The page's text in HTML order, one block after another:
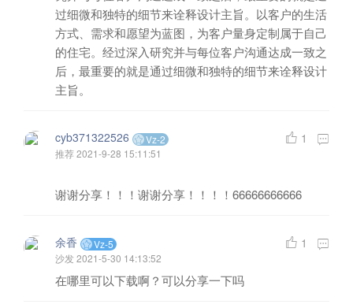
过细微和独特的细节来诠释设计主旨。以客户的生活
方式、需求和愿望为蓝图，为客户量身定制属于自己
的住宅。经过深入研究并与每位客户沟通达成一致之
后，最重要的就是通过细微和独特的细节来诠释设计
主旨。
cyb371322526 Vz-2 1
推荐2021-9-28 15:11:51
谢谢分享！！！谢谢分享！！！！66666666666
余香 Vz-5 1
沙发2021-5-30 14:13:52
在哪里可以下载啊？可以分享一下吗